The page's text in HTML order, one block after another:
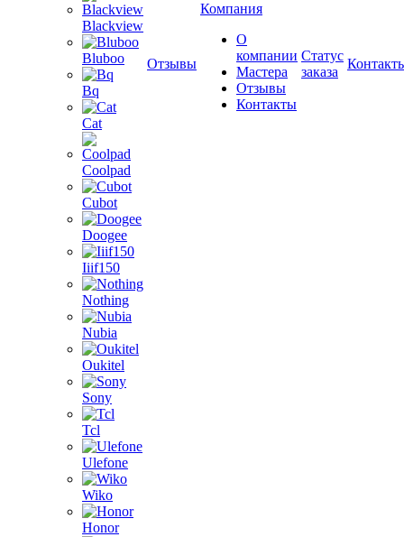
Blackview
Bluboo
Bq
Cat
Coolpad
Cubot
Doogee
Iiif150
Nothing
Nubia
Oukitel
Sony
Tcl
Ulefone
Wiko
Honor
Отзывы
Компания
О
компании
Мастера
Отзывы
Контакты
Статус
заказа